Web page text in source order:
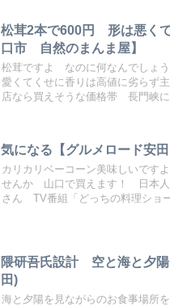
松茸2本で600円 形は悪く
口市 自然のまんま屋】
松茸ですよ なのに何なんでしょ
愛くてくせに香りは高値に劣らず
店なら買えそうな価格帯 長門峡
気になる【グルメロード安
カリカリベーコーン美味しいです
せんか 山口で買えます！ 日本人
さん TV番組「どっちの料理ショ
隈研吾氏設計 空と海と夕
田)
海と夕陽を見ながらのお食事場所